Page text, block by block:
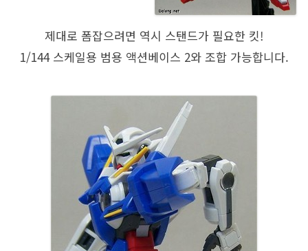
제대로 폼잡으려면 역시 스탠드가 필요한 킷!
1/144 스케일용 범용 액션베이스 2와 조합 가능합니다.